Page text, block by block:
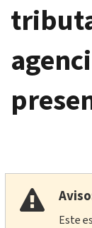
Este